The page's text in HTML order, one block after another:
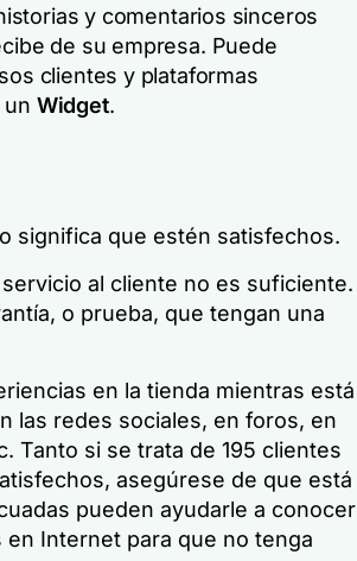
y comentarios sinceros
de su empresa. Puede
clientes y plataformas
un Widget.
significa que estén satisfechos.
al cliente no es suficiente.
o prueba, que tengan una
en la tienda mientras está
las redes sociales, en foros, en
Tanto si se trata de 195 clientes
asegúrese de que está
pueden ayudarle a conocer
Internet para que no tenga